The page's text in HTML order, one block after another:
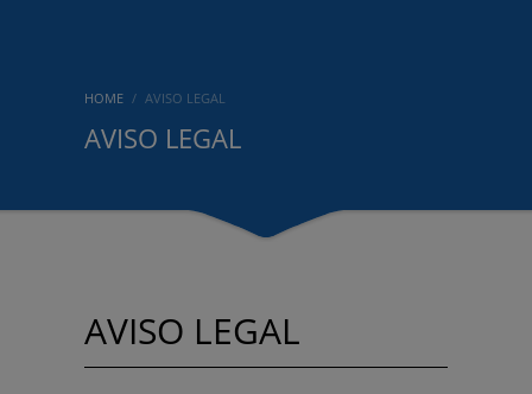
HOME AVISO LEGAL
AVISO LEGAL
AVISO LEGAL